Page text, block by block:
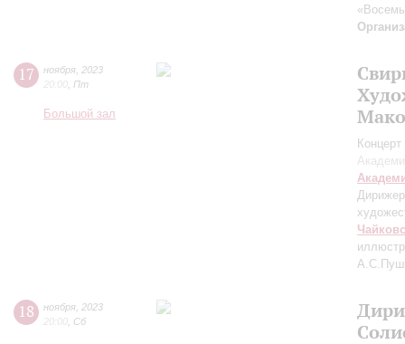
17 ноября 2023
20:00 Пт
Большой зал
18 ноября 2023
20:00 Сб